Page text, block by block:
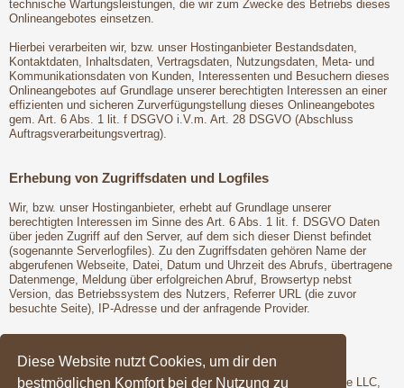
Diese Website nutzt Cookies, um dir den
bestmöglichen Komfort bei der Nutzung zu
technische Wartungsleistungen, die wir zum Zwecke des Betriebs dieses
Onlineangebotes einsetzen.
Hierbei verarbeiten wir, bzw. unser Hostinganbieter Bestandsdaten,
Kontaktdaten, Inhaltsdaten, Vertragsdaten, Nutzungsdaten, Meta- und
Kommunikationsdaten von Kunden, Interessenten und Besuchern dieses
Onlineangebotes auf Grundlage unserer berechtigten Interessen an einer
effizienten und sicheren Zurverfügungstellung dieses Onlineangebotes
gem. Art. 6 Abs. 1 lit. f DSGVO i.V.m. Art. 28 DSGVO (Abschluss
Auftragsverarbeitungsvertrag).
Erhebung von Zugriffsdaten und Logfiles
Wir, bzw. unser Hostinganbieter, erhebt auf Grundlage unserer
berechtigten Interessen im Sinne des Art. 6 Abs. 1 lit. f. DSGVO Daten
über jeden Zugriff auf den Server, auf dem sich dieser Dienst befindet
(sogenannte Serverlogfiles). Zu den Zugriffsdaten gehören Name der
abgerufenen Webseite, Datei, Datum und Uhrzeit des Abrufs, übertragene
Datenmenge, Meldung über erfolgreichen Abruf, Browsertyp nebst
Version, das Betriebssystem des Nutzers, Referrer URL (die zuvor
besuchte Seite), IP-Adresse und der anfragende Provider.
Google Fonts
Wir binden die Schriftarten ("Google Fonts") des Anbieters Google LLC,